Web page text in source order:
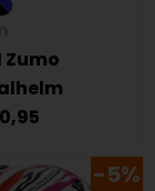
Zumo
-5%